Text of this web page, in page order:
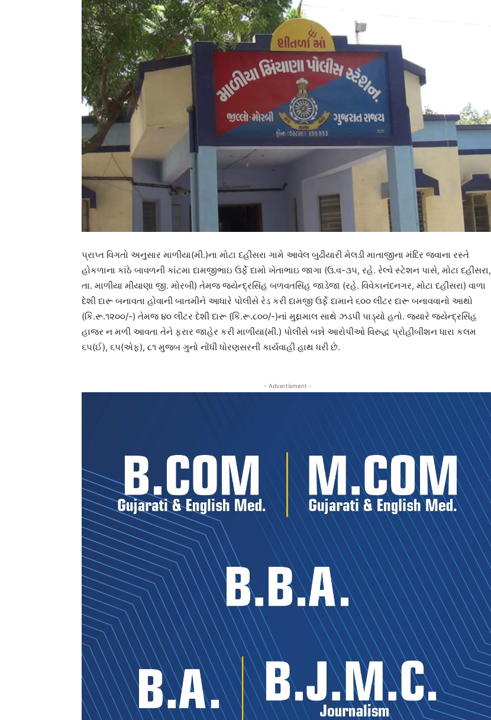
પ્રાપ્ત વિગતો અનુસાર માળીયા(મી.)ના મોટા દહીસરા ગામે આવેલ બુઢીયારી મેલડી માતાજીના મંદિર જવાના રસ્તે
હોકળાના કાંઠે બાવળની કાંટમા દામજીભાઇ ઉર્ફે દામો ખેતાભાઇ જાગા (ઉ.વ-૩૫, રહે. રેલ્વે સ્ટેશન પાસે, મોટા દહીસરા,
તા. માળીયા મીંયાણા જી. મોરબી) તેમજ જયેન્દ્રસિંહ બળવતસિંહ જાડેજા (રહે. વિવેકાનંદનગર, મોટા દહીસરા) વાળા
દેશી દારૂ બનાવતા હોવાની બાતમીને આધારે પોલીસે રેડ કરી દામજી ઉર્ફે દામાને ૬૦૦ લીટર દારૂ બનાવવાનો આથો
(કિં.રૂ.૧૨૦૦/-) તેમજ ૪૦ લીટર દેશી દારૂ (કિં.રૂ.૮૦૦/-)નાં મુદ્દામાલ સાથે ઝડપી પાડ્યો હતો. જ્યારે જયેન્દ્રસિંહ
હાજર ન મળી આવતા તેને ફરાર જાહેર કરી માળીયા(મી.) પોલીસે બન્ને આરોપીઓ વિરુદ્ધ પ્રોહીબીશન ધારા કલમ
૬૫(ઈ), ૬૫(એફ), ૮૧ મુજબ ગુનો નોંધી ધોરણસરની કાર્યવાહી હાથ ધરી છે.
- Advertisment -